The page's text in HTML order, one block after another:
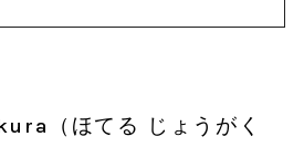
（ほてる じょうがく